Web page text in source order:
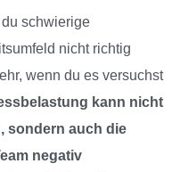
schwierige
nicht richtig
wenn du es versuchst
kann nicht
sondern auch die
negativ